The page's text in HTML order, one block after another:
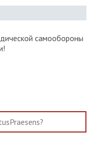
самообороны